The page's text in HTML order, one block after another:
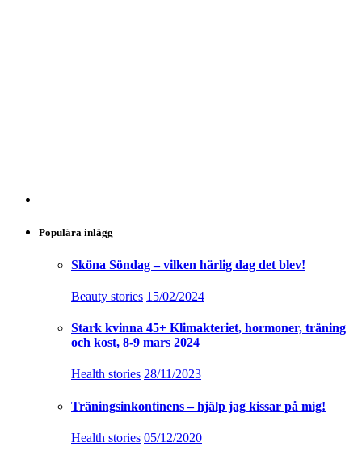
Populära inlägg
Sköna Söndag – vilken härlig dag det blev!
Beauty stories 15/02/2024
Stark kvinna 45+ Klimakteriet, hormoner, träning
och kost, 8-9 mars 2024
Health stories 28/11/2023
Träningsinkontinens – hjälp jag kissar på mig!
Health stories 05/12/2020